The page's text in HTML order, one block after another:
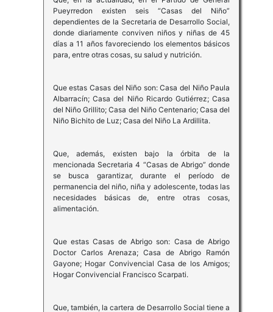
Pueyrredon existen seis “Casas del Niño”
dependientes de la Secretaria de Desarrollo Social,
donde diariamente conviven niños y niñas de 45
días a 11 años favoreciendo los elementos básicos
para, entre otras cosas, su salud y nutrición.
Que estas Casas del Niño son: Casa del Niño Paula
Albarracín; Casa del Niño Ricardo Gutiérrez; Casa
del Niño Grillito; Casa del Niño Centenario; Casa del
Niño Bichito de Luz; Casa del Niño La Ardillita.
Que, además, existen bajo la órbita de la
mencionada Secretaria 4 “Casas de Abrigo” donde
se busca garantizar, durante el período de
permanencia del niño, niña y adolescente, todas las
necesidades básicas de, entre otras cosas,
alimentación.
Que estas Casas de Abrigo son: Casa de Abrigo
Doctor Carlos Arenaza; Casa de Abrigo Ramón
Gayone; Hogar Convivencial Casa de los Amigos;
Hogar Convivencial Francisco Scarpati.
Que, también, la cartera de Desarrollo Social tiene a